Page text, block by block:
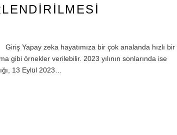
Yapay zeka hayatımıza bir çok analanda hızlı bir
gibi örnekler verilebilir. 2023 yılının sonlarında ise
13 Eylül 2023…